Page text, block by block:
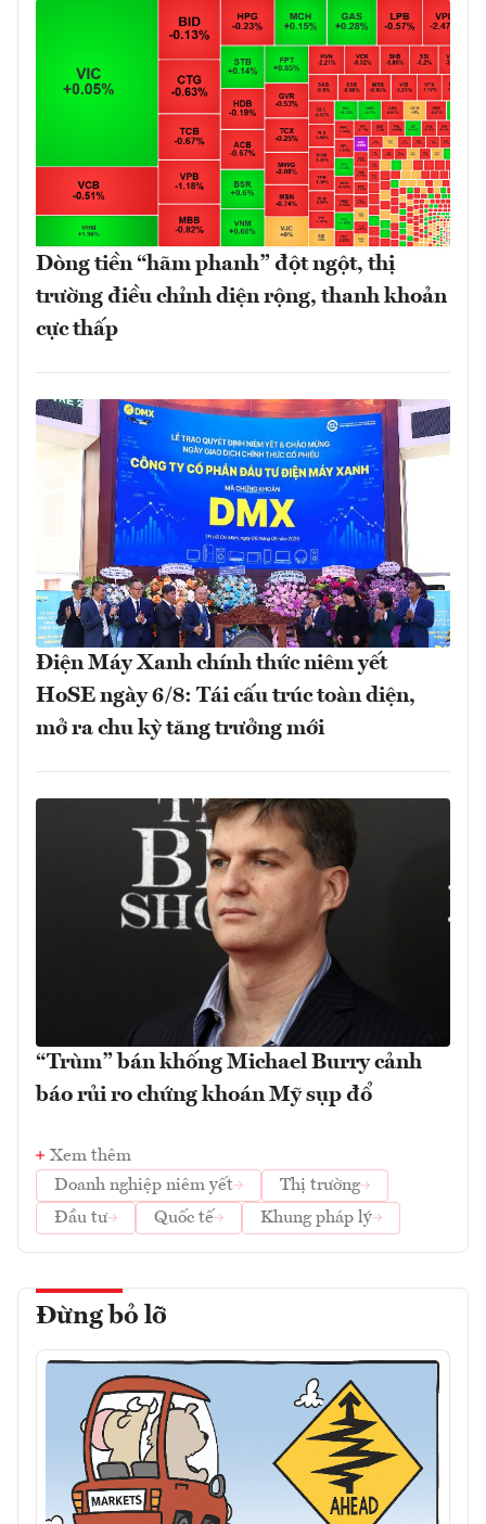
Dòng tiền “hãm phanh” đột ngột, thị
trường điều chỉnh diện rộng, thanh khoản
cực thấp
Điện Máy Xanh chính thức niêm yết
HoSE ngày 6/8: Tái cấu trúc toàn diện,
mở ra chu kỳ tăng trưởng mới
“Trùm” bán khống Michael Burry cảnh
báo rủi ro chứng khoán Mỹ sụp đổ
Xem thêm
Doanh nghiệp niêm yết
Thị trường
Đầu tư
Quốc tế Khung pháp lý
Đừng bỏ lỡ